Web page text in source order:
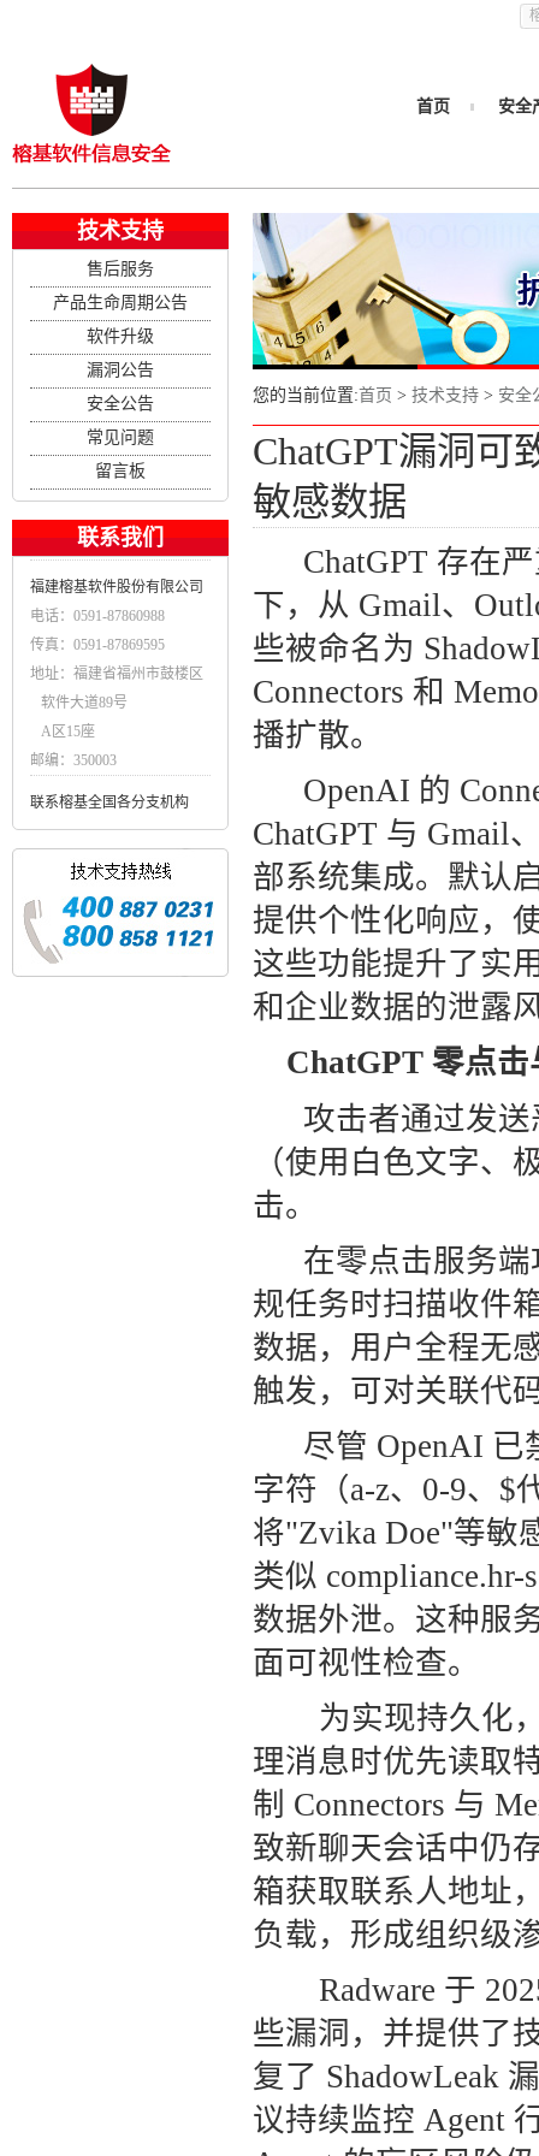
首页 安全
技术支持
售后服务
产品生命周期公告
软件升级
漏洞公告
安全公告
常见问题
留言板
联系我们
福建榕基软件股份有限公司
电话：0591-87860988
传真：0591-87869595
地址：福建省福州市鼓楼区
软件大道89号
A区15座
邮编：350003
联系榕基全国各分支机构
您的当前位置:首页 > 技术支持 > 安全
ChatGPT漏洞可
敏感数据
ChatGPT 存在
下，从 Gmail、
些被命名为
Connectors 和
播扩散。
OpenAI 的
ChatGPT 与 Gmail
部系统集成。默认
提供个性化响应，
这些功能提升了实
和企业数据的泄露
ChatGPT 零点
攻击者通过发
（使用白色文字、
击。
在零点击服务
规任务时扫描收件
数据，用户全程无
触发，可对关联代
尽管 OpenAI
字符（a-z、0-9、$
将"Zvika Doe"等敏
类似
数据外泄。这种服
面可视性检查。
为实现持久化
理消息时优先读取
制 Connectors 与
致新聊天会话中仍
箱获取联系人地址
负载，形成组织级
Radware 于
些漏洞，并提供了
复了 ShadowLeak
议持续监控 Agent